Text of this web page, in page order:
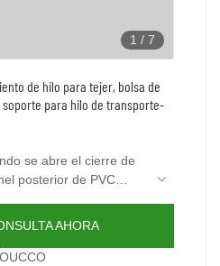
1 / 7
de hilo para tejer, bolsa de
para hilo de transporte-
se abre el cierre de
posterior de PVC
principal para
1 bolsillo grande en
llevarlo en la mano o
AHORA